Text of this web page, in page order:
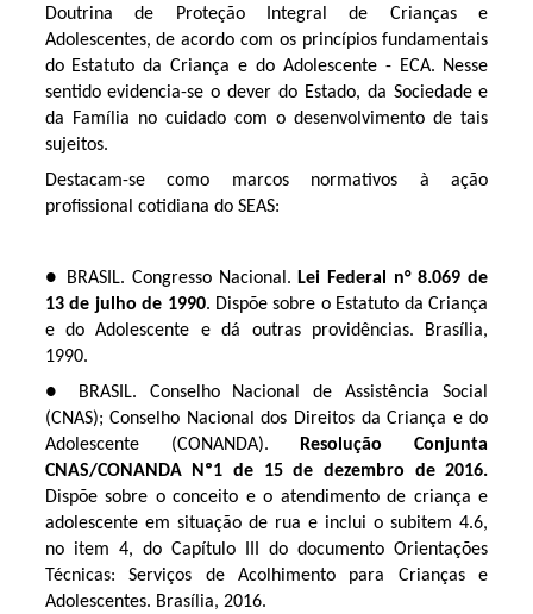
Doutrina de Proteção Integral de Crianças e
Adolescentes, de acordo com os princípios fundamentais
do Estatuto da Criança e do Adolescente - ECA. Nesse
sentido evidencia-se o dever do Estado, da Sociedade e
da Família no cuidado com o desenvolvimento de tais
sujeitos.
Destacam-se como marcos normativos à ação
profissional cotidiana do SEAS:
● BRASIL. Congresso Nacional. Lei Federal n° 8.069 de
13 de julho de 1990. Dispõe sobre o Estatuto da Criança
e do Adolescente e dá outras providências. Brasília,
1990.
● BRASIL. Conselho Nacional de Assistência Social
(CNAS); Conselho Nacional dos Direitos da Criança e do
Adolescente (CONANDA). Resolução Conjunta
CNAS/CONANDA Nº1 de 15 de dezembro de 2016.
Dispõe sobre o conceito e o atendimento de criança e
adolescente em situação de rua e inclui o subitem 4.6,
no item 4, do Capítulo III do documento Orientações
Técnicas: Serviços de Acolhimento para Crianças e
Adolescentes. Brasília, 2016.